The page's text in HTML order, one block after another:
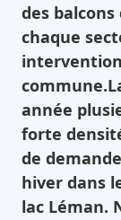
des balcons
chaque
année
forte
de
hiver dans
lac Léman.